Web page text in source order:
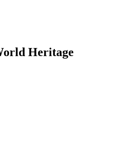
Heritage